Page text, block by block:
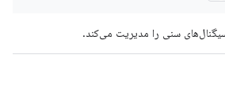
سنی را مدیریت می‌کند.